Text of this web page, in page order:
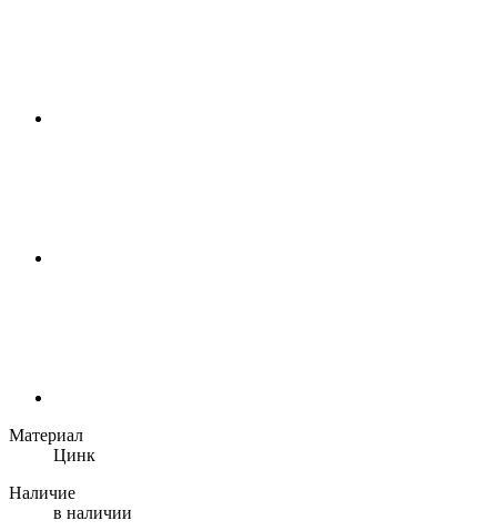
Материал
Цинк
Наличие
в наличии